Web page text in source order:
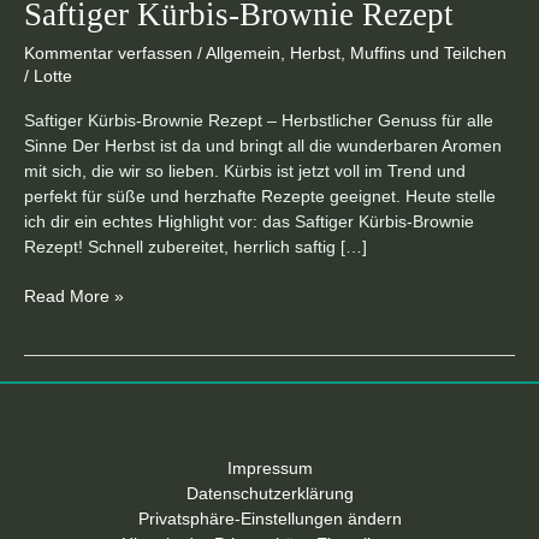
Saftiger Kürbis-Brownie Rezept
Kommentar verfassen / Allgemein, Herbst, Muffins und Teilchen
/ Lotte
Saftiger Kürbis-Brownie Rezept – Herbstlicher Genuss für alle
Sinne Der Herbst ist da und bringt all die wunderbaren Aromen
mit sich, die wir so lieben. Kürbis ist jetzt voll im Trend und
perfekt für süße und herzhafte Rezepte geeignet. Heute stelle
ich dir ein echtes Highlight vor: das Saftiger Kürbis-Brownie
Rezept! Schnell zubereitet, herrlich saftig […]
Read More »
Impressum
Datenschutzerklärung
Privatsphäre-Einstellungen ändern